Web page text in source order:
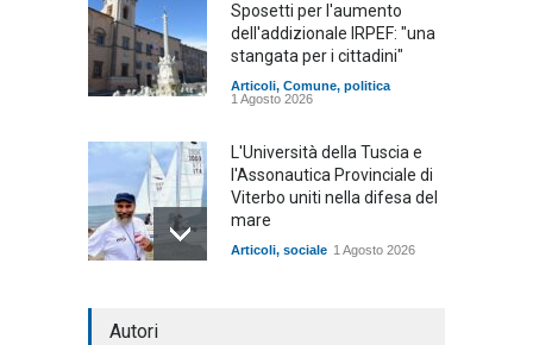
Sposetti per l'aumento
dell'addizionale IRPEF: "una
stangata per i cittadini"
Articoli, Comune, politica
1 Agosto 2026
L'Università della Tuscia e
l'Assonautica Provinciale di
Viterbo uniti nella difesa del
mare
Articoli, sociale 1 Agosto 2026
Autori